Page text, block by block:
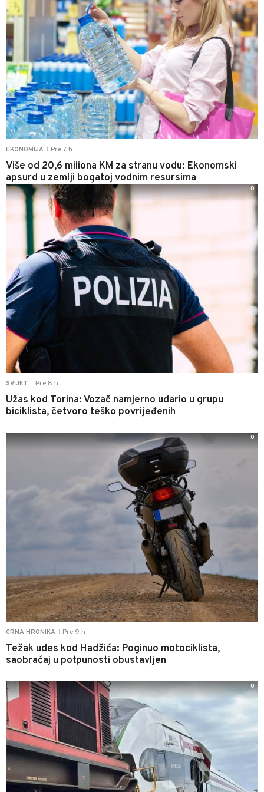
EKONOMIJA Pre 7 h
Više od 20,6 miliona KM za stranu vodu: Ekonomski
apsurd u zemlji bogatoj vodnim resursima
SVIJET Pre 8 h
Užas kod Torina: Vozač namjerno udario u grupu
biciklista, četvoro teško povrijeđenih
0
CRNA HRONIKA Pre 9 h
Težak udes kod Hadžića: Poginuo motociklista,
saobraćaj u potpunosti obustavljen
0
0